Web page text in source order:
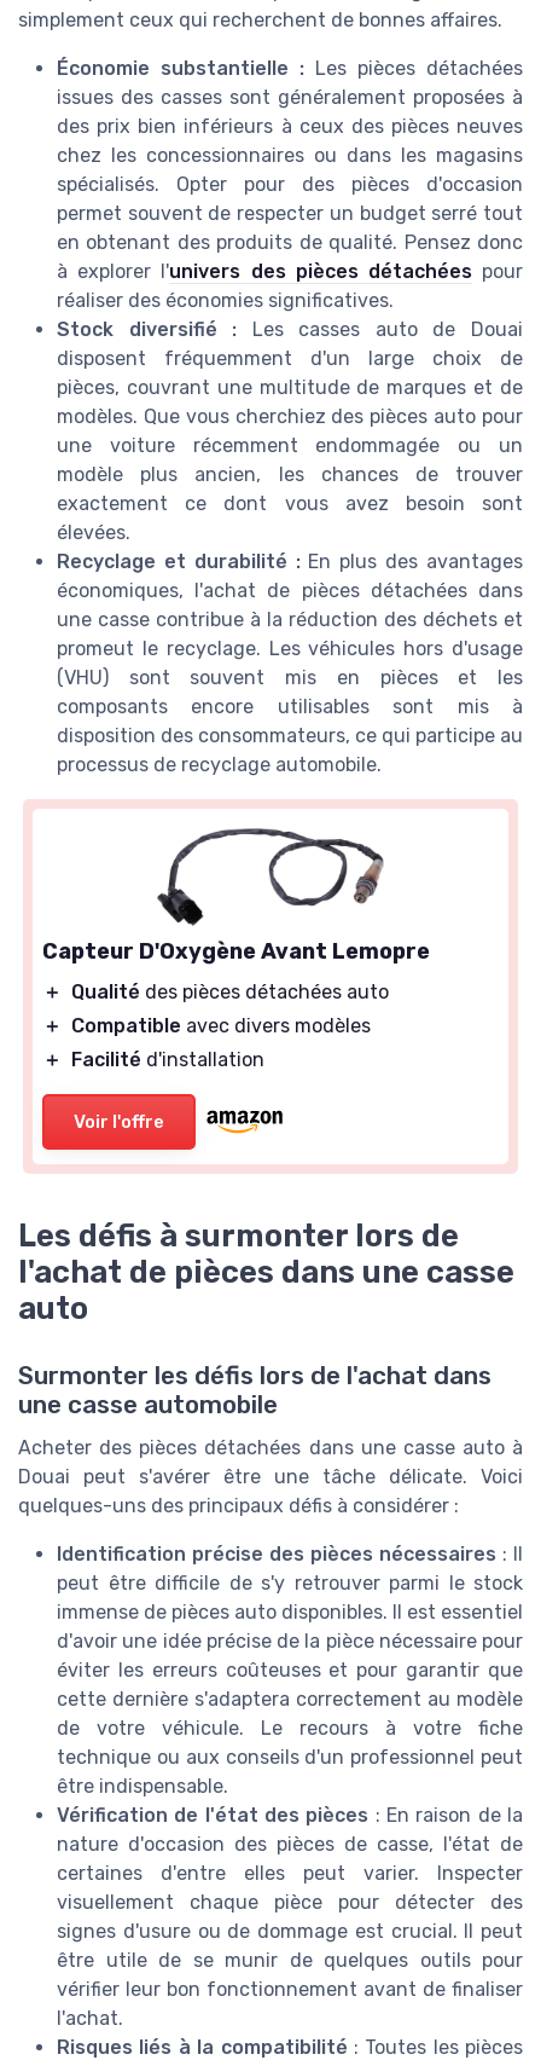
simplement ceux qui recherchent de bonnes affaires.
Économie substantielle : Les pièces détachées
issues des casses sont généralement proposées à
des prix bien inférieurs à ceux des pièces neuves
chez les concessionnaires ou dans les magasins
spécialisés. Opter pour des pièces d'occasion
permet souvent de respecter un budget serré tout
en obtenant des produits de qualité. Pensez donc
à explorer l'univers des pièces détachéespour
réaliser des économies significatives.
Stock diversifié : Les casses auto de Douai
disposent fréquemment d'un large choix de
pièces, couvrant une multitude de marques et de
modèles. Que vous cherchiez des pièces auto pour
une voiture récemment endommagée ou un
modèle plus ancien, les chances de trouver
exactement ce dont vous avez besoin sont
élevées.
Recyclage et durabilité :En plus des avantages
économiques, l'achat de pièces détachées dans
une casse contribue à la réduction des déchets et
promeut le recyclage. Les véhicules hors d'usage
(VHU) sont souvent mis en pièces et les
composants encore utilisables sont mis à
disposition des consommateurs, ce qui participe au
processus de recyclage automobile.
Capteur D'Oxygène Avant Lemopre
＋ Qualité des pièces détachées auto
＋
Compatible avec divers modèles
＋
Facilité d'installation
Voir l'offre
Les défis à surmonter lors de
l'achat de pièces dans une casse
auto
Surmonter les défis lors de l'achat dans
une casse automobile
Acheter des pièces détachées dans une casse auto à
Douai peut s'avérer être une tâche délicate. Voici
quelques-uns des principaux défis à considérer :
Identification précise des pièces nécessaires : Il
peut être difficile de s'y retrouver parmi le stock
immense de pièces auto disponibles. Il est essentiel
d'avoir une idée précise de la pièce nécessaire pour
éviter les erreurs coûteuses et pour garantir que
cette dernière s'adaptera correctement au modèle
de votre véhicule. Le recours à votre fiche
technique ou aux conseils d'un professionnel peut
être indispensable.
Vérification de l'état des pièces : En raison de la
nature d'occasion des pièces de casse, l'état de
certaines d'entre elles peut varier. Inspecter
visuellement chaque pièce pour détecter des
signes d'usure ou de dommage est crucial. Il peut
être utile de se munir de quelques outils pour
vérifier leur bon fonctionnement avant de finaliser
l'achat.
Risques liés à la compatibilité : Toutes les pièces